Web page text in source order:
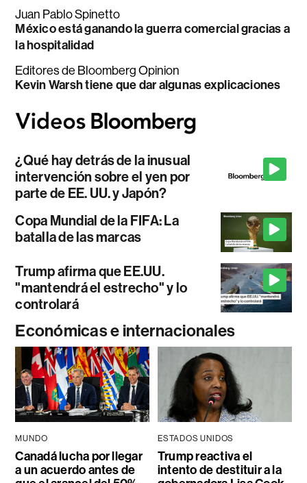
Juan Pablo Spinetto
México está ganando la guerra comercial gracias a
la hospitalidad
Editores de Bloomberg Opinion
Kevin Warsh tiene que dar algunas explicaciones
¿Qué hay detrás de la inusual
intervención sobre el yen por
parte de EE. UU. y Japón?
Copa Mundial de la FIFA: La
batalla de las marcas
Trump afirma que EE.UU.
"mantendrá el estrecho" y lo
controlará
Económicas e internacionales
MUNDO
Canadá lucha por llegar
a un acuerdo antes de
ESTADOS UNIDOS
Trump reactiva el
intento de destituir a la